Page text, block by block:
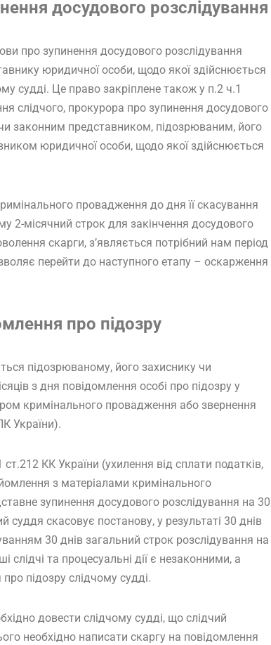
досудового розслідування
про зупинення досудового розслідування
юридичної особи, щодо якої здійснюється
судді. Це право закріплене також у п.2 ч.1
слідчого, прокурора про зупинення досудового
законним представником, підозрюваним, його
юридичної особи, щодо якої здійснюється
провадження до дня її скасування
2-місячний строк для закінчення досудового
скарги, з’являється потрібний нам період
перейти до наступного етапу – оскарження
про підозру
підозрюваному, його захиснику чи
з дня повідомлення особі про підозру у
кримінального провадження або звернення
України).
КК України (ухилення від сплати податків,
з матеріалами кримінального
зупинення досудового розслідування на 30
суддя скасовує постанову, у результаті 30 днів
30 днів загальний строк розслідування на
та процесуальні дії є незаконними, а
підозру слідчому судді.
довести слідчому судді, що слідчий
необхідно написати скаргу на повідомлення